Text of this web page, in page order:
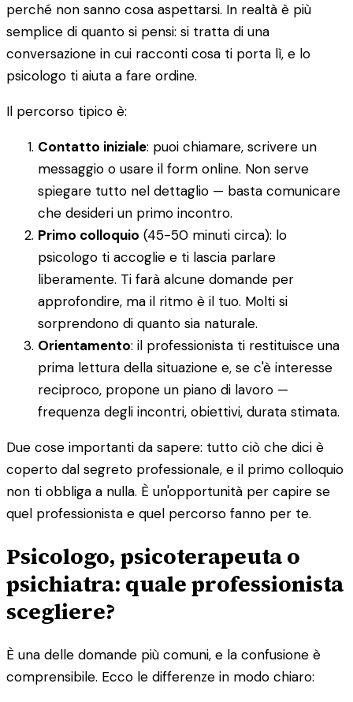
perché non sanno cosa aspettarsi. In realtà è più
semplice di quanto si pensi: si tratta di una
conversazione in cui racconti cosa ti porta lì, e lo
psicologo ti aiuta a fare ordine.
Il percorso tipico è:
Contatto iniziale: puoi chiamare, scrivere un
messaggio o usare il form online. Non serve
spiegare tutto nel dettaglio — basta comunicare
che desideri un primo incontro.
Primo colloquio (45-50 minuti circa): lo
psicologo ti accoglie e ti lascia parlare
liberamente. Ti farà alcune domande per
approfondire, ma il ritmo è il tuo. Molti si
sorprendono di quanto sia naturale.
Orientamento: il professionista ti restituisce una
prima lettura della situazione e, se c'è interesse
reciproco, propone un piano di lavoro —
frequenza degli incontri, obiettivi, durata stimata.
Due cose importanti da sapere: tutto ciò che dici è
coperto dal segreto professionale, e il primo colloquio
non ti obbliga a nulla. È un'opportunità per capire se
quel professionista e quel percorso fanno per te.
Psicologo, psicoterapeuta o
psichiatra: quale professionista
scegliere?
È una delle domande più comuni, e la confusione è
comprensibile. Ecco le differenze in modo chiaro: